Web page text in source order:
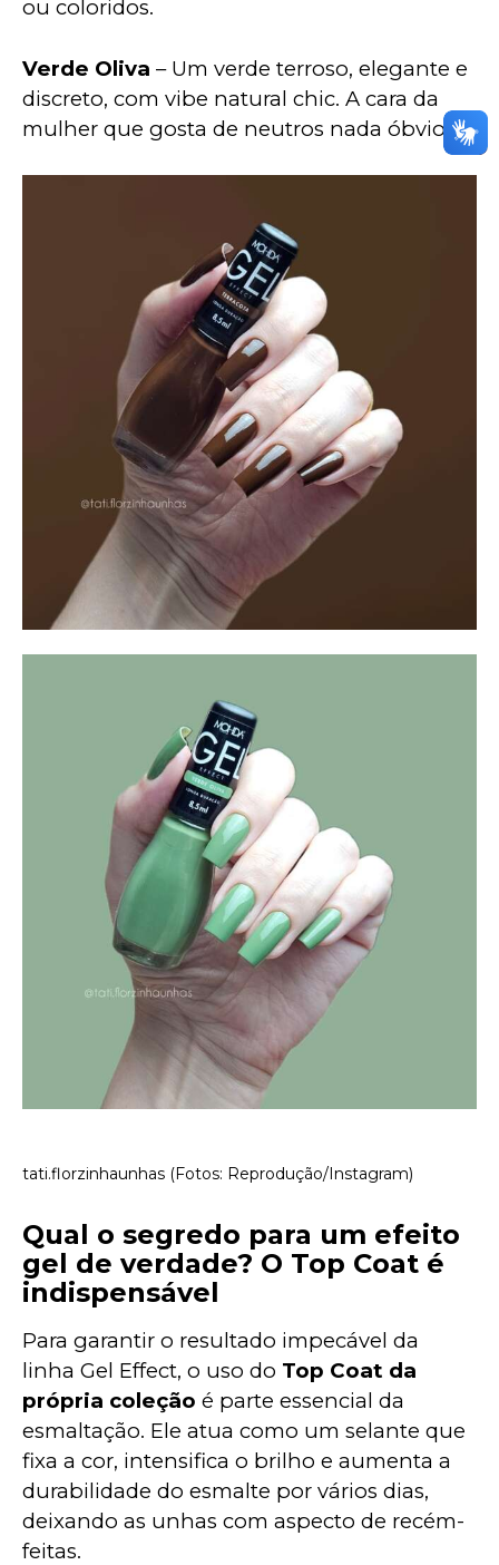
ou coloridos.
Verde Oliva – Um verde terroso, elegante e
discreto, com vibe natural chic. A cara da
mulher que gosta de neutros nada óbvios.
tati.florzinhaunhas (Fotos: Reprodução/Instagram)
Qual o segredo para um efeito
gel de verdade? O Top Coat é
indispensável
Para garantir o resultado impecável da
linha Gel Effect, o uso do Top Coat da
própria coleção é parte essencial da
esmaltação. Ele atua como um selante que
fixa a cor, intensifica o brilho e aumenta a
durabilidade do esmalte por vários dias,
deixando as unhas com aspecto de recém-
feitas.